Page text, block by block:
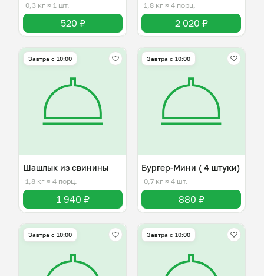
0,3 кг ≈ 1 шт.
520 ₽
1,8 кг ≈ 4 порц.
2 020 ₽
Завтра c 10:00
Шашлык из свинины
1,8 кг ≈ 4 порц.
1 940 ₽
Завтра c 10:00
Бургер-Мини ( 4 штуки)
0,7 кг ≈ 4 шт.
880 ₽
Завтра c 10:00 Завтра c 10:00